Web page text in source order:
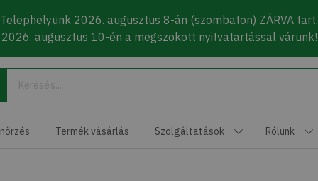
Telephelyünk 2026. augusztus 8-án (szombaton) ZÁRVA tart.
2026. augusztus 10-én a megszokott nyitvatartással várunk!
Keresés
Termék vásárlás Szolgáltatások Rólunk